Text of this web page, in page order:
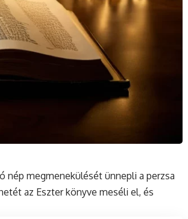
nép megmenekülését ünnepli a perzsa
az Eszter könyve meséli el, és